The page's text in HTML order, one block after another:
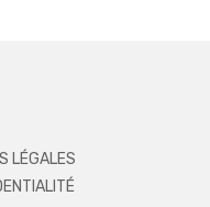
LÉGALES